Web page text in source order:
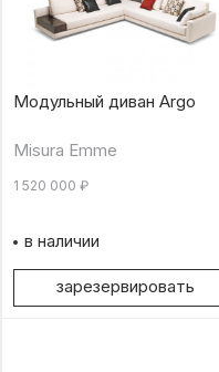
Модульный диван Argo
Misura Emme
1 520 000 ₽
в наличии
зарезервировать